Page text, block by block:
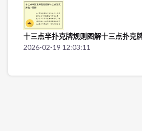
十三点半扑克牌规则图解十三点扑克
2026-02-19 12:03:11